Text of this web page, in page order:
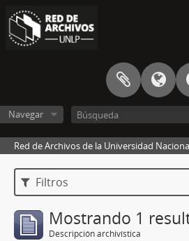
Navegar
Red de Archivos de la Universidad
Filtros
Mostrando 1
Descripción archivística